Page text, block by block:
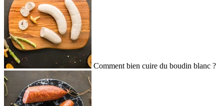
Comment bien cuire du boudin blanc ?